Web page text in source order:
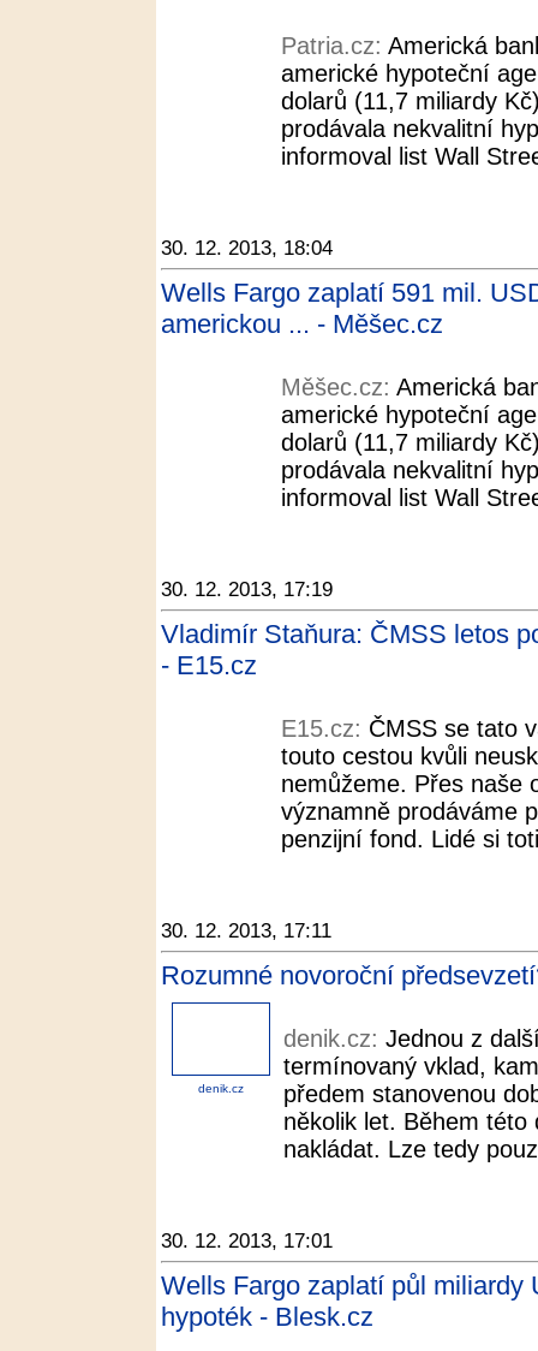
Patria.cz: Americká
americké hypoteční
dolarů (11,7 miliardy
prodávala nekvalitní
informoval list Wall
30. 12. 2013, 18:04
Wells Fargo zaplatí 591 mil.
americkou ... - Měšec.cz
Měšec.cz: Americká
americké hypoteční
dolarů (11,7 miliardy
prodávala nekvalitní
informoval list Wall
30. 12. 2013, 17:19
Vladimír Staňura: ČMSS letos
- E15.cz
E15.cz: ČMSS se tato
touto cestou kvůli
nemůžeme. Přes naše
významně prodáváme
penzijní fond. Lidé si
30. 12. 2013, 17:11
Rozumné novoroční
denik.cz
denik.cz: Jednou z
termínovaný vklad,
předem stanovenou
několik let. Během této
nakládat. Lze tedy
30. 12. 2013, 17:01
Wells Fargo zaplatí půl miliardy
hypoték - Blesk.cz